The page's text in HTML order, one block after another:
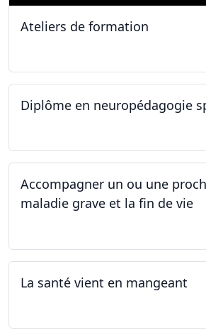
Ateliers de formation
Diplôme en neuropédagogie
Accompagner un ou une
maladie grave et la fin de vie
La santé vient en mangeant